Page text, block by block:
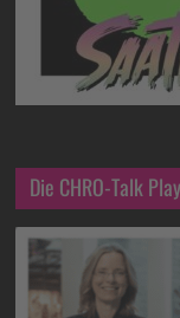
Die CHRO-Talk